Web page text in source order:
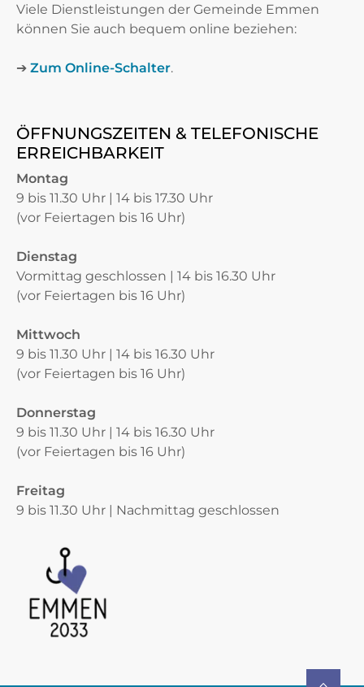
Viele Dienstleistungen der Gemeinde Emmen
können Sie auch bequem online beziehen:
➔ Zum Online-Schalter.
ÖFFNUNGSZEITEN & TELEFONISCHE
ERREICHBARKEIT
Montag
9 bis 11.30 Uhr | 14 bis 17.30 Uhr
(vor Feiertagen bis 16 Uhr)
Dienstag
Vormittag geschlossen | 14 bis 16.30 Uhr
(vor Feiertagen bis 16 Uhr)
Mittwoch
9 bis 11.30 Uhr | 14 bis 16.30 Uhr
(vor Feiertagen bis 16 Uhr)
Donnerstag
9 bis 11.30 Uhr | 14 bis 16.30 Uhr
(vor Feiertagen bis 16 Uhr)
Freitag
9 bis 11.30 Uhr | Nachmittag geschlossen
Verschiedene Informationen